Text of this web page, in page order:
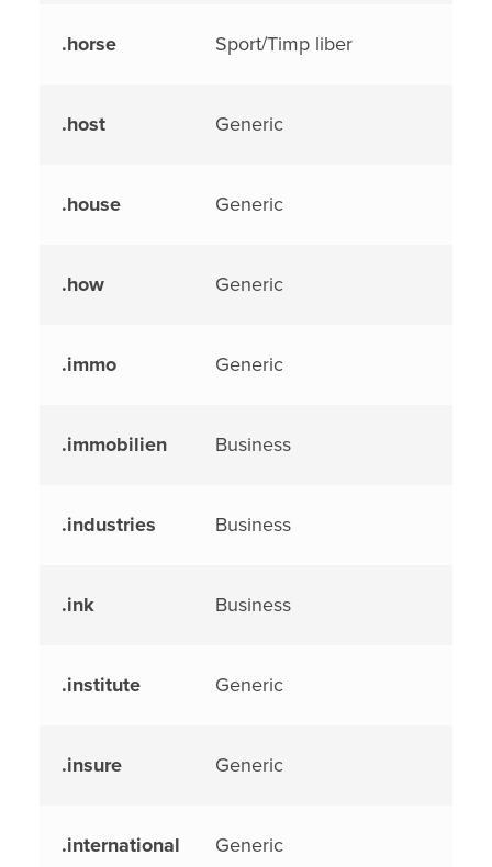
.horse Sport/Timp liber
.host Generic
.house Generic
.how Generic
.immo Generic
.immobilien Business
.industries Business
.ink Business
.institute Generic
.insure Generic
.international Generic